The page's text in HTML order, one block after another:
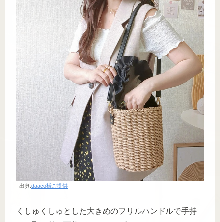
出典:daaco様ご提供
くしゅくしゅとした大きめのフリルハンドルで手持